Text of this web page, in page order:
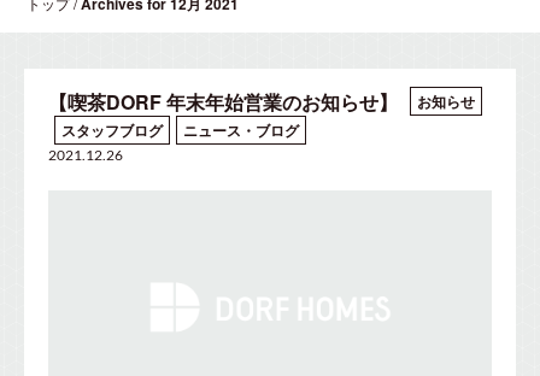
【喫茶DORF 年末年始営業のお知らせ】
お知らせ
スタッフブログ
ニュース・ブログ
2021.12.26